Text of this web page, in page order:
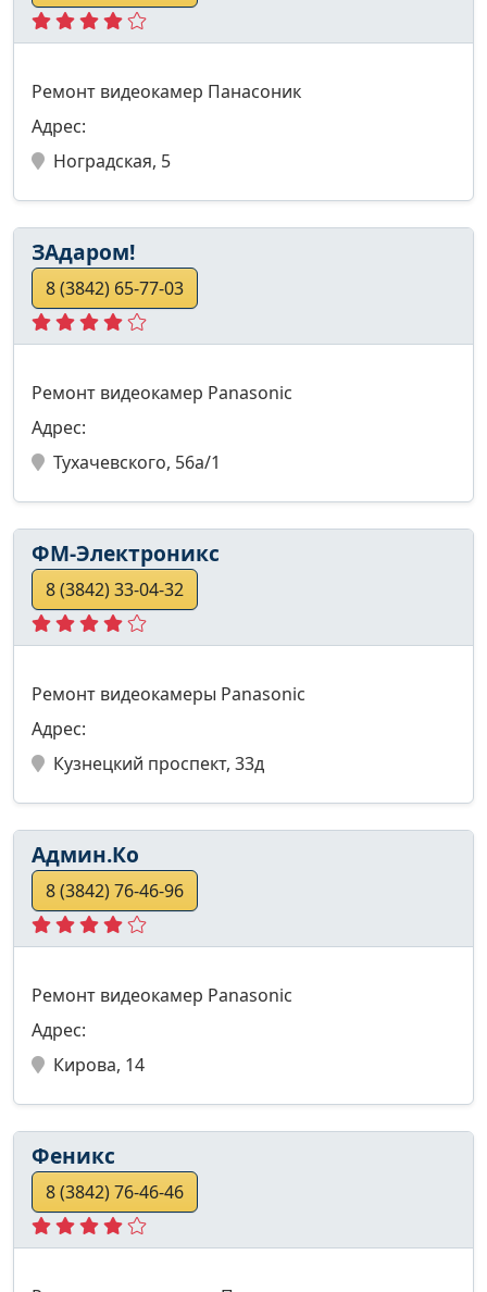
Ремонт видеокамер Панасоник
Адрес:
Ноградская, 5
ЗАдаром!
8 (3842) 65-77-03
Ремонт видеокамер Panasonic
Адрес:
Тухачевского, 56а/1
ФМ-Электроникс
8 (3842) 33-04-32
Ремонт видеокамеры Panasonic
Адрес:
Кузнецкий проспект, 33д
Админ.Ко
8 (3842) 76-46-96
Ремонт видеокамер Panasonic
Адрес:
Кирова, 14
Феникс
8 (3842) 76-46-46